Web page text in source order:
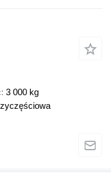
3 000 kg